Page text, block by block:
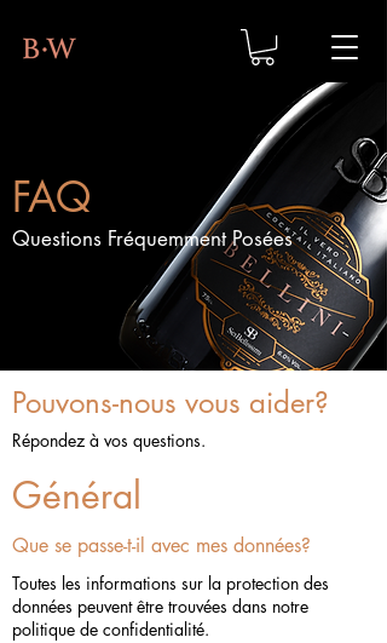
FAQ
Questions Fréquemment Posées
Pouvons-nous vous aider?
Répondez à vos questions.
Général
Que se passe-t-il avec mes données?
Toutes les informations sur la protection des
données peuvent être trouvées dans notre
politique de confidentialité.